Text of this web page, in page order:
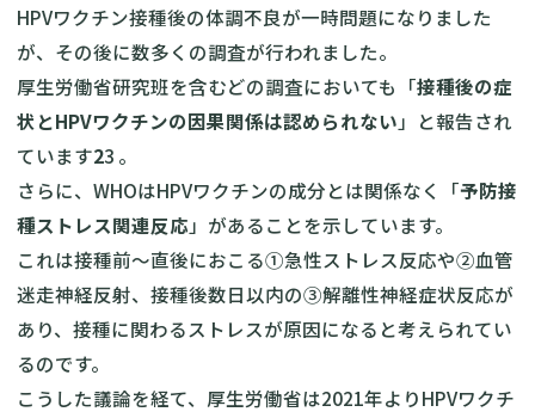
HPVワクチン接種後の体調不良が一時問題になりました
が、その後に数多くの調査が行われました。
厚生労働省研究班を含むどの調査においても「接種後の症
状とHPVワクチンの因果関係は認められない」と報告され
ています23 。
さらに、WHOはHPVワクチンの成分とは関係なく「予防接
種ストレス関連反応」があることを示しています。
これは接種前〜直後におこる①急性ストレス反応や②血管
迷走神経反射、接種後数日以内の③解離性神経症状反応が
あり、接種に関わるストレスが原因になると考えられてい
るのです。
こうした議論を経て、厚生労働省は2021年よりHPVワクチ